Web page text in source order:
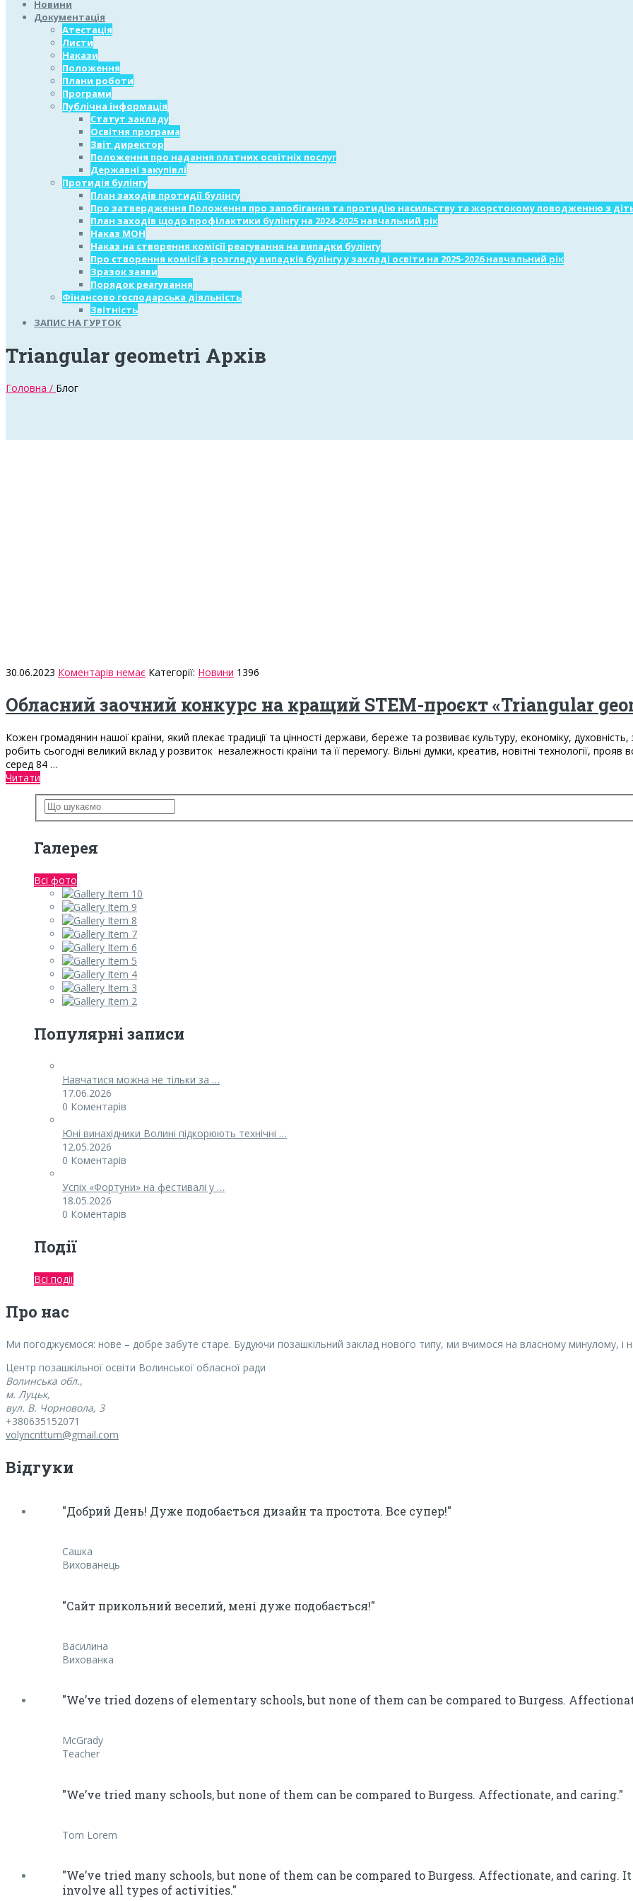
Новини
Документація
Атестація
Листи
Накази
Положення
Плани роботи
Програми
Публічна інформація
Статут закладу
Освітня програма
Звіт директор
Положення про надання платних освітніх послуг
Державні закупівлі
Протидія булінгу
План заходів протидії булінгу
Про затвердження Положення про запобігання та протидію насильству та жорстокому поводженню з
План заходів щодо профілактики булінгу на 2024-2025 навчальний рік
Наказ МОН
Наказ на створення комісії реагування на випадки булінгу
Про створення комісії з розгляду випадків булінгу у закладі освіти на 2025-2026 навчальний рік
Зразок заяви
Порядок реагування
Фінансово господарська діяльність
Звітність
ЗАПИС НА ГУРТОК
Triangular geometri Архів
Головна / Блог
30.06.2023 Коментарів немає Категорії: Новини 1396
Обласний заочний конкурс на кращий STEM-проєкт «Triangular
Кожен громадянин нашої країни, який плекає традиції та цінності держави, береже та розвиває культуру, економіку,
робить сьогодні великий вклад у розвиток незалежності країни та її перемогу. Вільні думки, креатив, новітні технології,
серед 84 …
Читати
Галерея
Всі фото
Популярні записи
Навчатися можна не тільки за …
17.06.2026
0 Коментарів
Юні винахідники Волині підкорюють технічні …
12.05.2026
0 Коментарів
Успіх «Фортуни» на фестивалі у …
18.05.2026
0 Коментарів
Події
Всі події
Про нас
Ми погоджуємося: нове – добре забуте старе. Будуючи позашкільний заклад нового типу, ми вчимося на власному минулому, і
Центр позашкільної освіти Волинської обласної ради
Волинська обл.,
м. Луцьк,
вул. В. Чорновола, 3
+380635152071
volyncnttum@gmail.com
Відгуки
"Добрий День! Дуже подобається дизайн та простота. Все супер!"
Сашка
Вихованець
"Сайт прикольний веселий, мені дуже подобається!"
Василина
Вихованка
"We’ve tried dozens of elementary schools, but none of them can be compared to Burgess.
McGrady
Teacher
"We’ve tried many schools, but none of them can be compared to Burgess. Affectionate, and caring."
Tom Lorem
"We’ve tried many schools, but none of them can be compared to Burgess. Affectionate, and
involve all types of activities."